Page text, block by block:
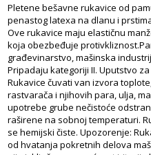
Pletene bešavne rukavice od
penastog latexa na dlanu i
Ove rukavice maju elastičnu
koja obezbeđuje
građevinarstvo, mašinska
Pripadaju kategoriji II. Uputstvo
Rukavice čuvati van izvora
rastvarača i njihovih para, ulja,
upotrebe grube nečistoće
raširene na sobnoj temperaturi.
se hemijski čiste. Upozorenje:
od hvatanja pokretnih delova